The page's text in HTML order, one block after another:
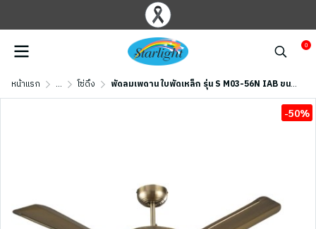
0
หน้าแรก ... โซ่ดึง พัดลมเพดาน ใบพัดเหล็ก รุ่น S M03-56N IAB ขนาด 56 นิ้ว สีทองรมดำ
-50%